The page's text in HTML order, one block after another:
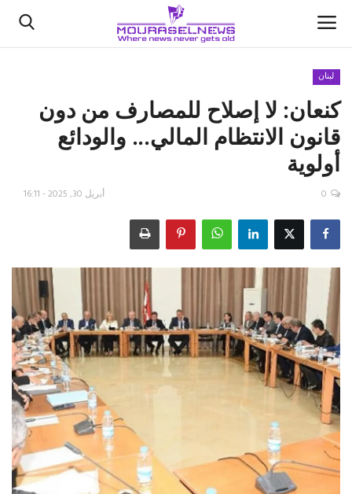
الأخبار
كتّابنا
السعودية
اقتصاد
علوم وتكنولوجيا
رياضة
فيديو
حياة
لبنان
كنعان: لا إصلاح للمصارف من دون
قانون الانتظام المالي... والودائع
أولوية
أبريل 30, 2025 - 16:11 0